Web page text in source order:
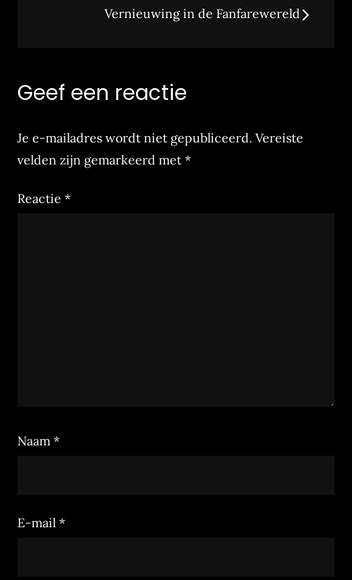
Vernieuwing in de Fanfarewereld
Geef een reactie
Je e-mailadres wordt niet gepubliceerd. Vereiste
velden zijn gemarkeerd met*
Reactie*
Naam*
E-mail*